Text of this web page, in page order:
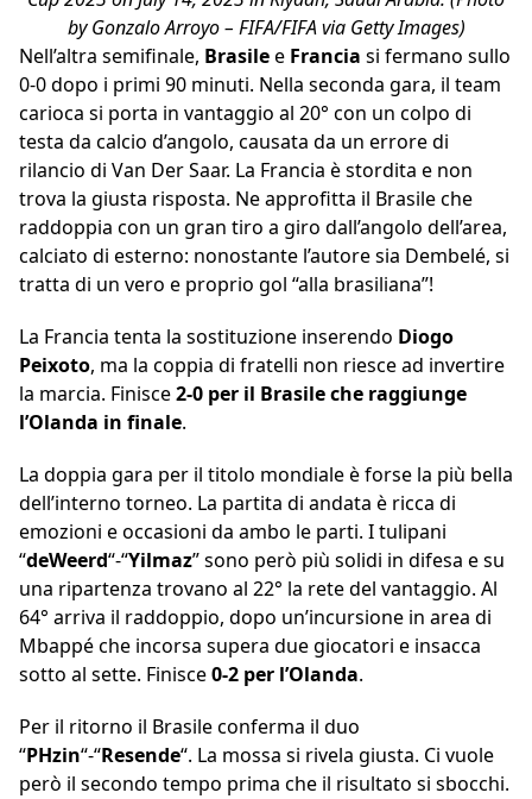
by Gonzalo Arroyo – FIFA/FIFA via Getty Images)
Nell’altra semifinale, Brasilee Francia si fermano sullo
0-0 dopo i primi 90 minuti. Nella seconda gara, il team
carioca si porta in vantaggio al 20° con un colpo di
testa da calcio d’angolo, causata da un errore di
rilancio di Van Der Saar. La Francia è stordita e non
trova la giusta risposta. Ne approfitta il Brasile che
raddoppia con un gran tiro a giro dall’angolo dell’area,
calciato di esterno: nonostante l’autore sia Dembelé, si
tratta di un vero e proprio gol “alla brasiliana”!
La Francia tenta la sostituzione inserendo Diogo
Peixoto, ma la coppia di fratelli non riesce ad invertire
la marcia. Finisce2-0 per il Brasileche raggiunge
l’Olanda in finale.
La doppia gara per il titolo mondiale è forse la più bella
dell’interno torneo. La partita di andata è ricca di
emozioni e occasioni da ambo le parti. I tulipani
“deWeerd“-“Yilmaz” sono però più solidi in difesa e su
una ripartenza trovano al 22° la rete del vantaggio. Al
64° arriva il raddoppio, dopo un’incursione in area di
Mbappé che incorsa supera due giocatori e insacca
sotto al sette. Finisce0-2 per l’Olanda.
Per il ritorno il Brasile conferma il duo
“PHzin“-“Resende“. La mossa si rivela giusta. Ci vuole
però il secondo tempo prima che il risultato si sbocchi.